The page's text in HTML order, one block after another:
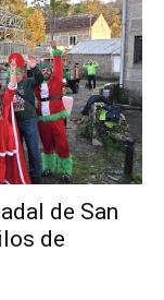
de San
de